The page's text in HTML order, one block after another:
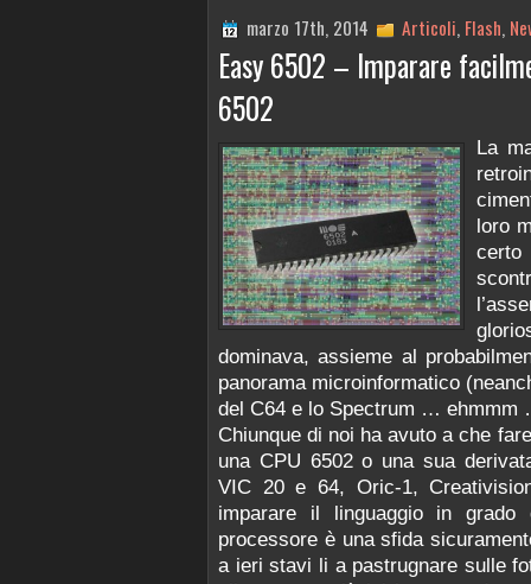
marzo 17th, 2014 Articoli, Flash,
Easy 6502 – Imparare
6502
La
loro
dominava, assieme al
panorama microinformatico
del C64 e lo Spectrum … ehmmm
Chiunque di noi ha avuto a che
una CPU 6502 o una sua
VIC 20 e 64, Oric-1,
imparare il linguaggio in
processore è una sfida
a ieri stavi li a pastrugnare sulle